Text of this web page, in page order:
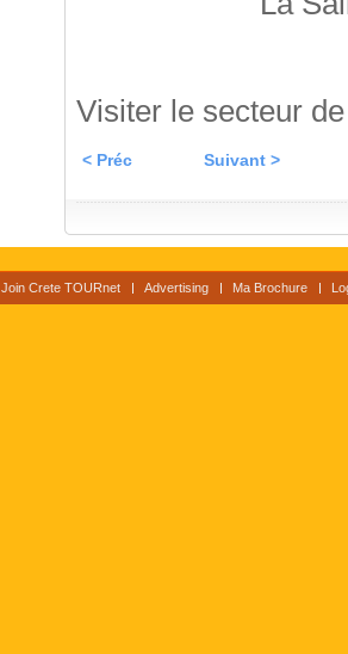
Visiter le secteur
< Préc Suivant >
Join Crete TOURnet Advertising Ma Brochure